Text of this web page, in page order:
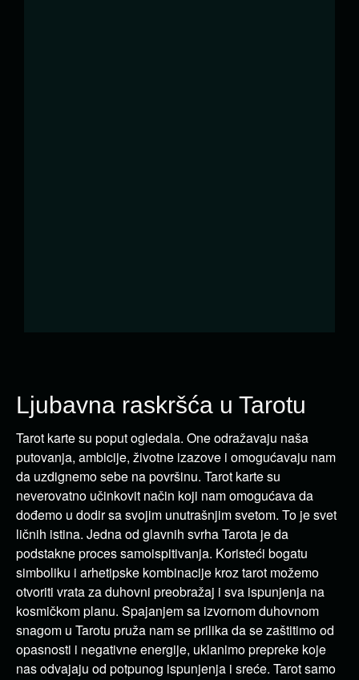
Ljubavna raskršća u Tarotu
Tarot karte su poput ogledala. One odražavaju naša
putovanja, ambicije, životne izazove i omogućavaju nam
da uzdignemo sebe na površinu. Tarot karte su
neverovatno učinkovit način koji nam omogućava da
dođemo u dodir sa svojim unutrašnjim svetom. To je svet
ličnih istina. Jedna od glavnih svrha Tarota je da
podstakne proces samoispitivanja. Koristeći bogatu
simboliku i arhetipske kombinacije kroz tarot možemo
otvoriti vrata za duhovni preobražaj i sva ispunjenja na
kosmičkom planu. Spajanjem sa izvornom duhovnom
snagom u Tarotu pruža nam se prilika da se zaštitimo od
opasnosti i negativne energije, uklanimo prepreke koje
nas odvajaju od potpunog ispunjenja i sreće. Tarot samo